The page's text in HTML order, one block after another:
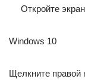
Откройте
Windows 10
Щелкните правой